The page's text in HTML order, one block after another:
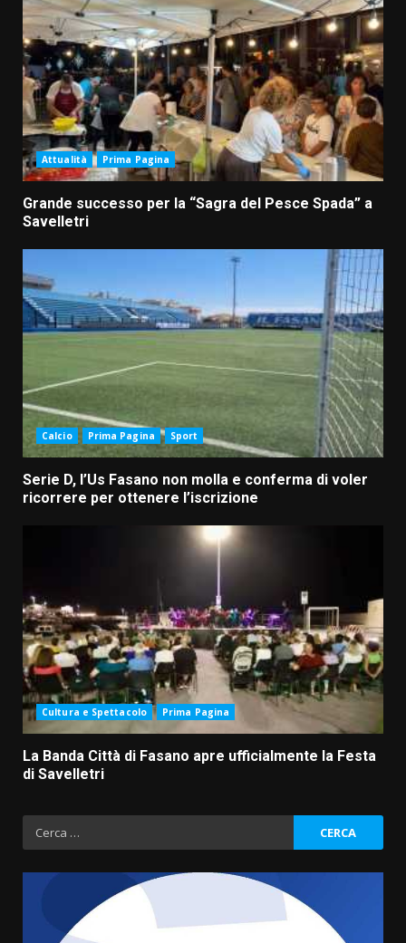
Attualità Prima Pagina
Grande successo per la “Sagra del Pesce Spada” a
Savelletri
Calcio Prima Pagina Sport
Serie D, l’Us Fasano non molla e conferma di voler
ricorrere per ottenere l’iscrizione
Cultura e Spettacolo Prima Pagina
La Banda Città di Fasano apre ufficialmente la Festa
di Savelletri
Ricerca
per: